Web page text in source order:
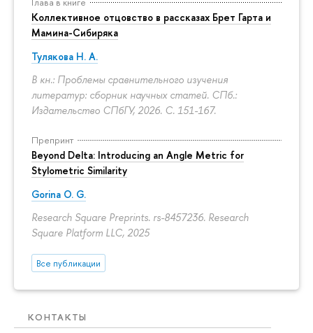
Коллективное отцовство в рассказах Брет Гарта и
Мамина-Сибиряка
Тулякова Н. А.
В кн.: Проблемы сравнительного изучения
литератур: сборник научных статей. СПб.:
Издательство СПбГУ, 2026. С. 151-167.
Препринт
Beyond Delta: Introducing an Angle Metric for
Stylometric Similarity
Gorina O. G.
Research Square Preprints. rs-8457236. Research
Square Platform LLC, 2025
Все публикации
КОНТАКТЫ